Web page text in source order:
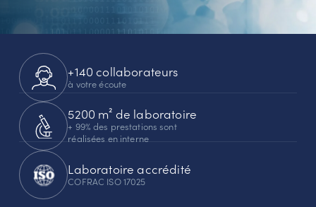
+140 collaborateurs
à votre écoute
5200 m² de laboratoire
+ 99% des prestations sont
réalisées en interne
Laboratoire accrédité
COFRAC ISO 17025